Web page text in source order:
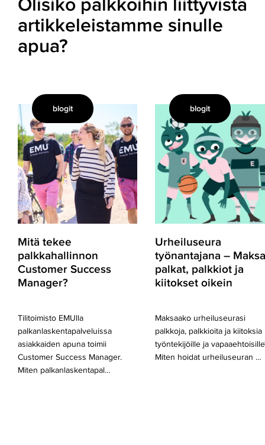
Olisiko palkkoihin liittyvistä
artikkeleistamme sinulle
apua?
Mitä
tekee
palkkahallinnon
Customer
Success
Manager?
blogit
Mitä tekee
palkkahallinnon
Customer Success
Manager?
Tilitoimisto EMUlla
palkanlaskentapalveluissa
asiakkaiden apuna toimii
Customer Success Manager.
Miten palkanlaskentapal…
Urheiluseura
työnantajana
Maksa
palkat,
palkkiot
kiitokset
oikein
blogit
Urheiluseura
työnantajana – Maksa
palkat, palkkiot ja
kiitokset oikein
Maksaako urheiluseurasi
palkkoja, palkkioita ja kiitoksia
työntekijöille ja
Miten hoidat urheiluseuran …